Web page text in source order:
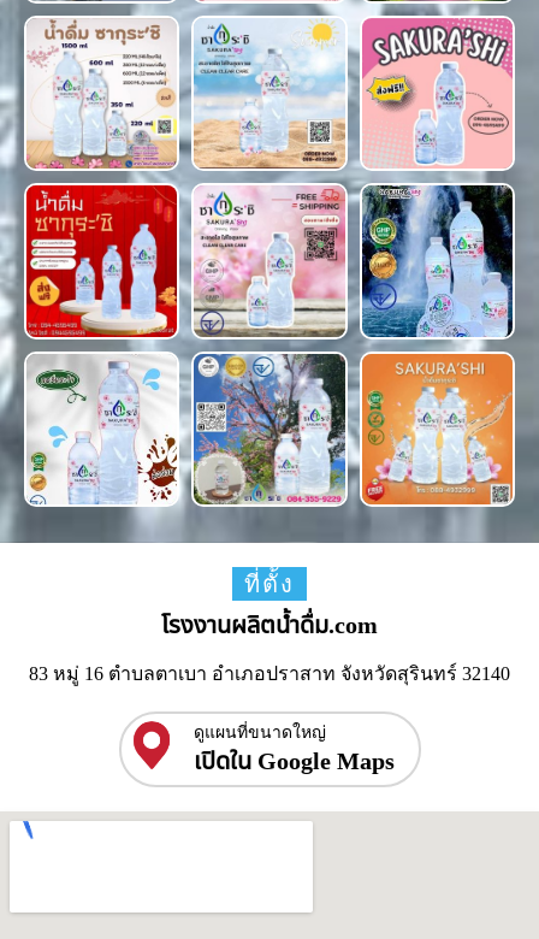
ที่ตั้ง
โรงงานผลิตน้ำดื่ม.com
83 หมู่ 16 ตำบลตาเบา อำเภอปราสาท จังหวัดสุรินทร์ 32140
ดูแผนที่ขนาดใหญ่
เปิดใน Google Maps